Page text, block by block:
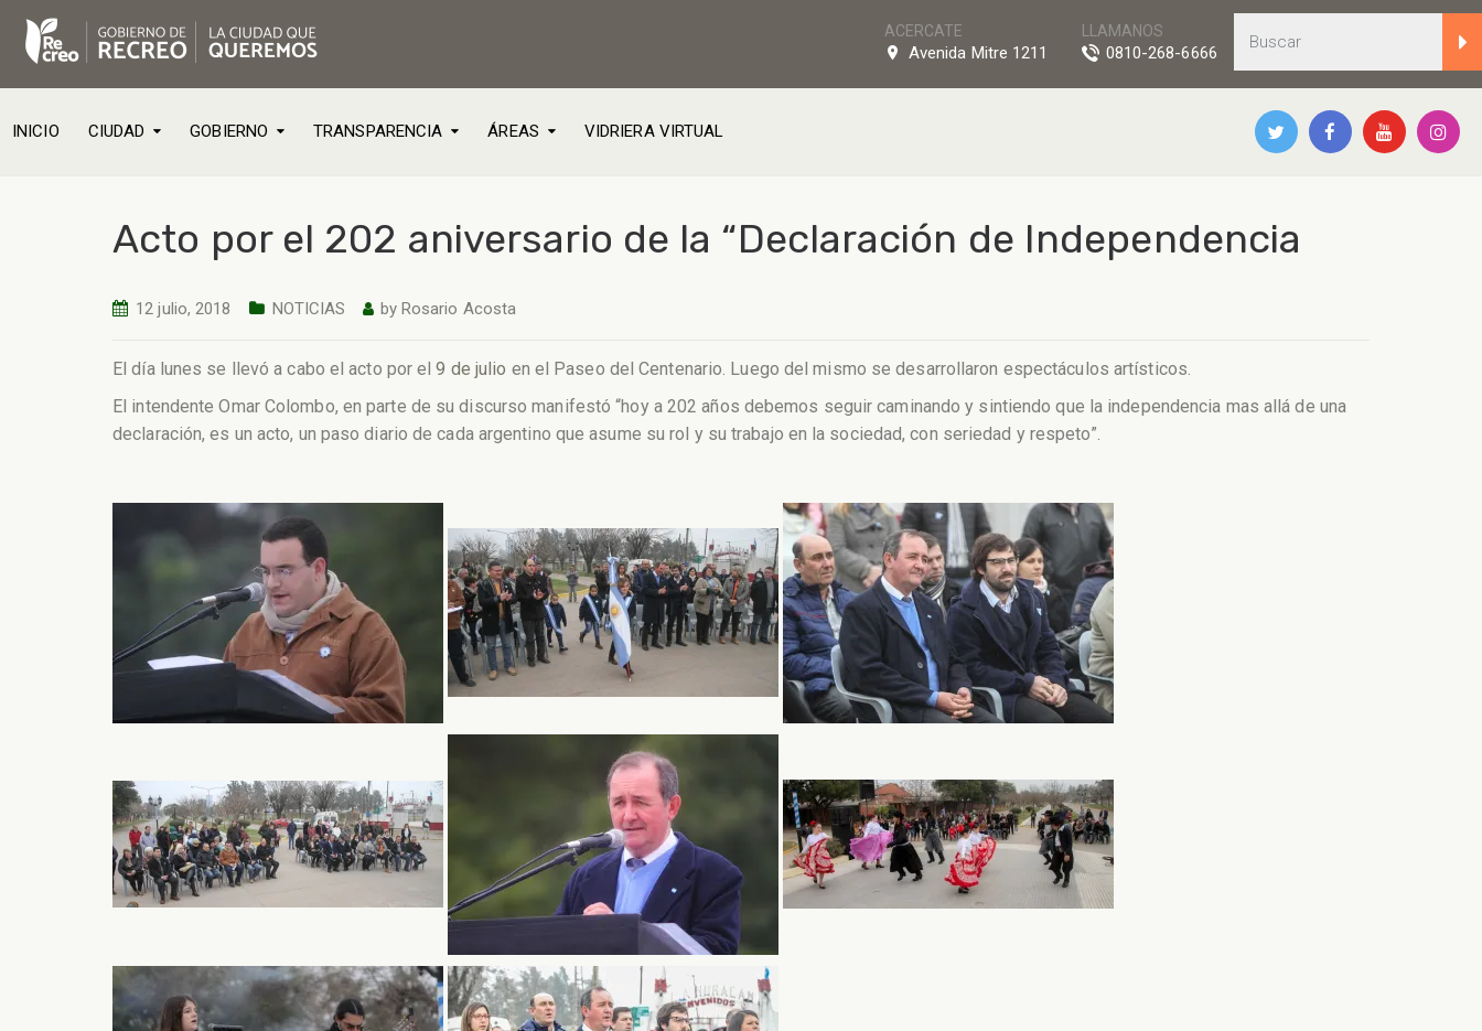
LLAMANOS
0810-268-6666
ACERCATE
Avenida Mitre 1211
INICIO CIUDAD GOBIERNO TRANSPARENCIA ÁREAS VIDRIERA VIRTUAL
Acto por el 202 aniversario de la “Declaración de Independencia
12 julio, 2018 NOTICIAS by Rosario Acosta
El día lunes se llevó a cabo el acto por el9 de julio en el Paseo del Centenario. Luego del mismo se desarrollaron espectáculos artísticos.
El intendente Omar Colombo, en parte de su discurso manifestó “hoy a 202 años debemos seguir caminando y sintiendo que la independencia mas allá de una
declaración, es un acto, un paso diario de cada argentino que asume su rol y su trabajo en la sociedad, con seriedad y respeto”.